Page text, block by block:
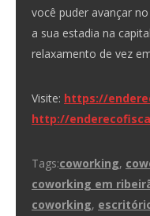
você puder avançar
a sua estadia na
relaxamento de vez
Visite: https://
http://
Tags:coworking,
coworking em
coworking,